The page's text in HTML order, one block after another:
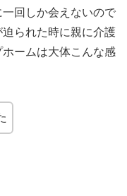
回しか会えないので
られた時に親に介護
ームは大体こんな感